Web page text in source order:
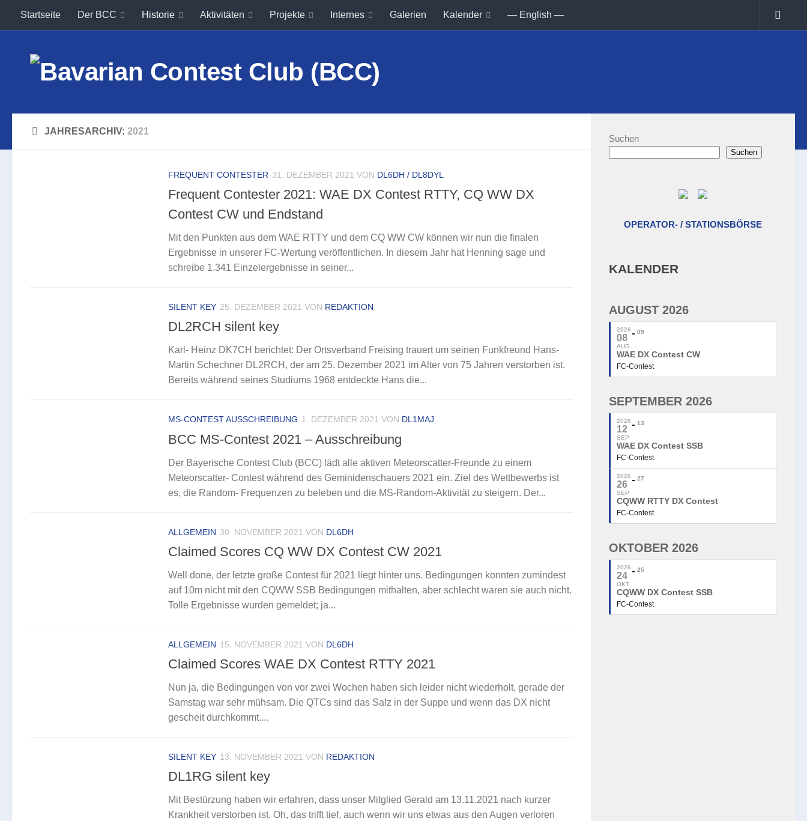
Unter dem Inhalt
Startseite Der BCC Historie Aktivitäten Projekte Internes Galerien Kalender — English —
JAHRESARCHIV: 2021
FREQUENT CONTESTER 31. DEZEMBER 2021 VON DL6DH / DL8DYL
Frequent Contester 2021: WAE DX Contest RTTY, CQ WW DX
Contest CW und Endstand
Mit den Punkten aus dem WAE RTTY und dem CQ WW CW können wir nun die finalen
Ergebnisse in unserer FC-Wertung veröffentlichen. In diesem Jahr hat Henning sage und
schreibe 1.341 Einzelergebnisse in seiner...
SILENT KEY 25. DEZEMBER 2021 VON REDAKTION
DL2RCH silent key
Karl- Heinz DK7CH berichtet: Der Ortsverband Freising trauert um seinen Funkfreund Hans-
Martin Schechner DL2RCH, der am 25. Dezember 2021 im Alter von 75 Jahren verstorben ist.
Bereits während seines Studiums 1968 entdeckte Hans die...
MS-CONTEST AUSSCHREIBUNG 1. DEZEMBER 2021 VON DL1MAJ
BCC MS-Contest 2021 – Ausschreibung
Der Bayerische Contest Club (BCC) lädt alle aktiven Meteorscatter-Freunde zu einem
Meteorscatter- Contest während des Geminidenschauers 2021 ein. Ziel des Wettbewerbs ist
es, die Random- Frequenzen zu beleben und die MS-Random-Aktivität zu steigern. Der...
ALLGEMEIN 30. NOVEMBER 2021 VON DL6DH
Claimed Scores CQ WW DX Contest CW 2021
Well done, der letzte große Contest für 2021 liegt hinter uns. Bedingungen konnten zumindest
auf 10m nicht mit den CQWW SSB Bedingungen mithalten, aber schlecht waren sie auch nicht.
Tolle Ergebnisse wurden gemeldet; ja...
ALLGEMEIN 15. NOVEMBER 2021 VON DL6DH
Claimed Scores WAE DX Contest RTTY 2021
Nun ja, die Bedingungen von vor zwei Wochen haben sich leider nicht wiederholt, gerade der
Samstag war sehr mühsam. Die QTCs sind das Salz in der Suppe und wenn das DX nicht
gescheit durchkommt....
SILENT KEY 13. NOVEMBER 2021 VON REDAKTION
DL1RG silent key
Mit Bestürzung haben wir erfahren, dass unser Mitglied Gerald am 13.11.2021 nach kurzer
Krankheit verstorben ist. Oh, das trifft tief, auch wenn wir uns etwas aus den Augen verloren
Suchen
Suchen
OPERATOR- / STATIONSBÖRSE
KALENDER
AUGUST 2026
2026
08
AUG
09
WAE DX Contest CW
FC-Contest
SEPTEMBER 2026
2026
12
SEP
13
WAE DX Contest SSB
FC-Contest
2026
26
SEP
27
CQWW RTTY DX Contest
FC-Contest
OKTOBER 2026
2026
24
OKT
25
CQWW DX Contest SSB
FC-Contest